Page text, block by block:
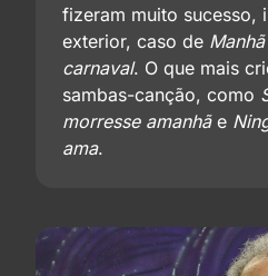
fizeram muito sucesso,
exterior, caso de
carnaval. O que mais
sambas-canção, como
morresse amanhãe
ama.